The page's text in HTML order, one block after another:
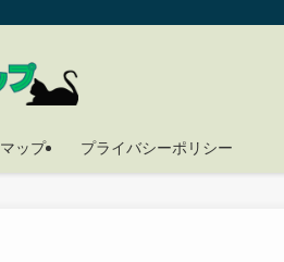
ップ プライバシーポリシー